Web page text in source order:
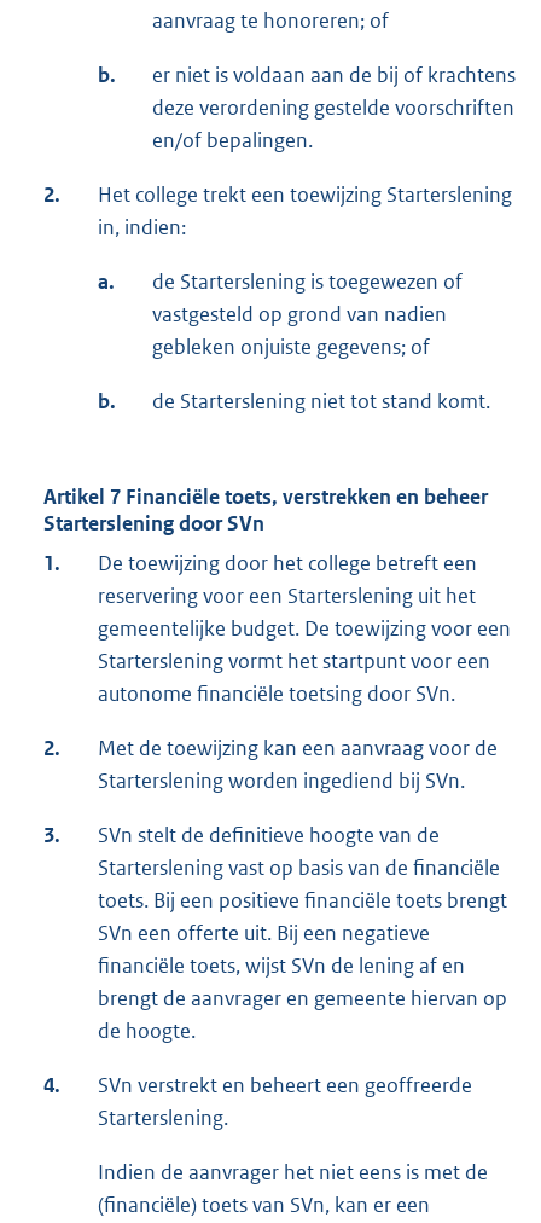
aanvraag te honoreren; of
b.
er niet is voldaan aan de bij of krachtens
deze verordening gestelde voorschriften
en/of bepalingen.
2.
Het college trekt een toewijzing Starterslening
in, indien:
a.
de Starterslening is toegewezen of
vastgesteld op grond van nadien
gebleken onjuiste gegevens; of
b. de Starterslening niet tot stand komt.
Artikel 7 Financiële toets, verstrekken en beheer
Starterslening door SVn
1.
De toewijzing door het college betreft een
reservering voor een Starterslening uit het
gemeentelijke budget. De toewijzing voor een
Starterslening vormt het startpunt voor een
autonome financiële toetsing door SVn.
2.
Met de toewijzing kan een aanvraag voor de
Starterslening worden ingediend bij SVn.
3.
SVn stelt de definitieve hoogte van de
Starterslening vast op basis van de financiële
toets. Bij een positieve financiële toets brengt
SVn een offerte uit. Bij een negatieve
financiële toets, wijst SVn de lening af en
brengt de aanvrager en gemeente hiervan op
de hoogte.
4.
SVn verstrekt en beheert een geoffreerde
Starterslening.
Indien de aanvrager het niet eens is met de
(financiële) toets van SVn, kan er een